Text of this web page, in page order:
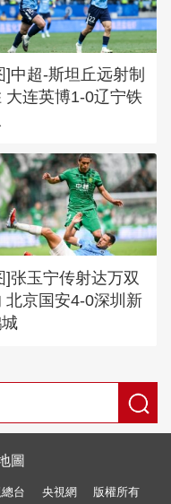
]中超-斯坦丘远射制
大连英博1-0辽宁铁
]张玉宁传射达万双
北京国安4-0深圳新
圖
台 央視網 版權所有